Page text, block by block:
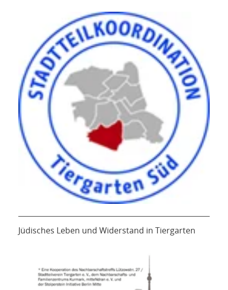
Jüdisches Leben und Widerstand in Tiergarten